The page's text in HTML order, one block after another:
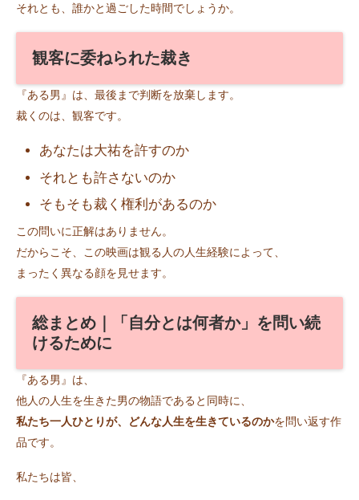
それとも、誰かと過ごした時間でしょうか。
観客に委ねられた裁き
『ある男』は、最後まで判断を放棄します。
裁くのは、観客です。
あなたは大祐を許すのか
それとも許さないのか
そもそも裁く権利があるのか
この問いに正解はありません。
だからこそ、この映画は観る人の人生経験によって、
まったく異なる顔を見せます。
総まとめ｜「自分とは何者か」を問い続
けるために
『ある男』は、
他人の人生を生きた男の物語であると同時に、
私たち一人ひとりが、どんな人生を生きているのかを問い返す作
品です。
私たちは皆、